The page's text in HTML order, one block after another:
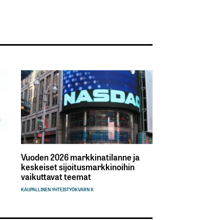
Vuoden 2026 markkinatilanne ja
keskeiset sijoitusmarkkinoihin
vaikuttavat teemat
KAUPALLINEN YHTEISTYÖKVARN X